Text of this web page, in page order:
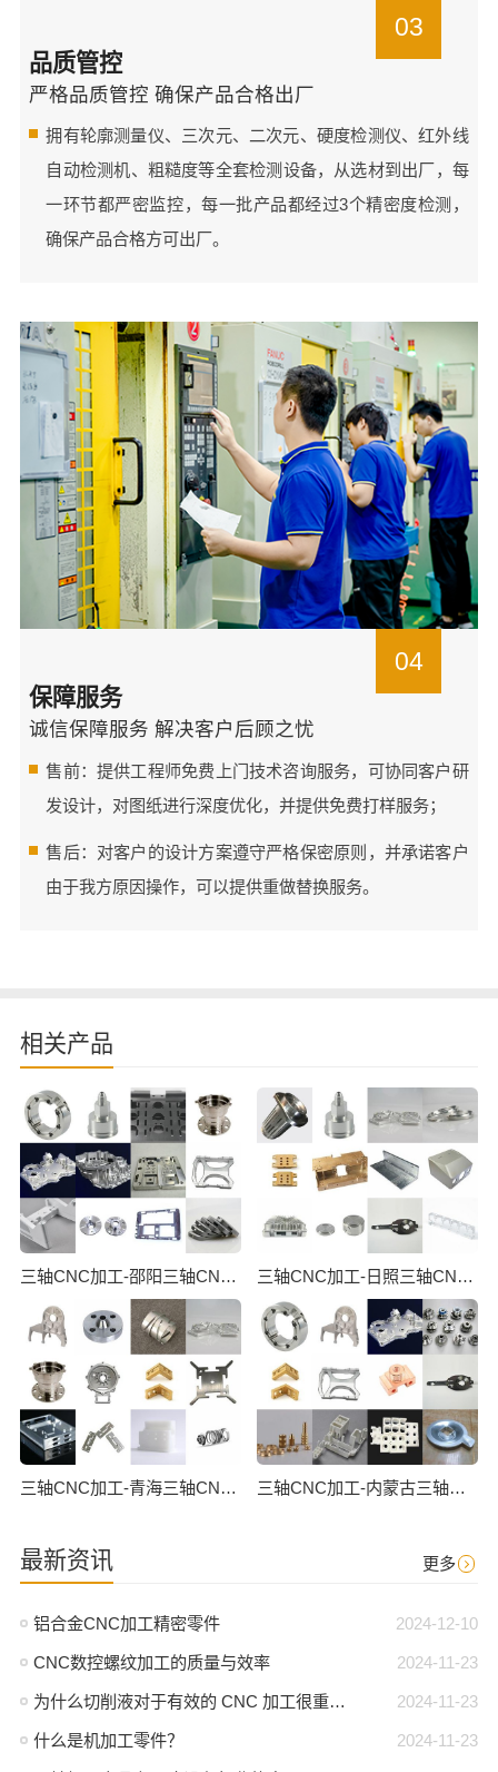
03
品质管控
严格品质管控 确保产品合格出厂
拥有轮廓测量仪、三次元、二次元、硬度检测仪、红外线
自动检测机、粗糙度等全套检测设备，从选材到出厂，每
一环节都严密监控，每一批产品都经过3个精密度检测，
确保产品合格方可出厂。
04
保障服务
诚信保障服务 解决客户后顾之忧
售前：提供工程师免费上门技术咨询服务，可协同客户研
发设计，对图纸进行深度优化，并提供免费打样服务；
售后：对客户的设计方案遵守严格保密原则，并承诺客户
由于我方原因操作，可以提供重做替换服务。
相关产品
三轴CNC加工-邵阳三轴CNC数控加工 三轴CNC加工-日照三轴CNC数控加工
三轴CNC加工-青海三轴CNC数控加工 三轴CNC加工-内蒙古三轴CNC数控加工
最新资讯 更多
2024-12-10
铝合金CNC加工精密零件
2024-11-23
CNC数控螺纹加工的质量与效率
2024-11-23
为什么切削液对于有效的 CNC 加工很重要？
2024-11-23
什么是机加工零件？